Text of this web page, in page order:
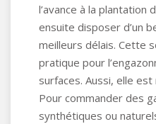
l’avance à la plantation
ensuite disposer d’un
meilleurs délais. Cette
pratique pour
surfaces. Aussi, elle est
Pour commander des
synthétiques ou